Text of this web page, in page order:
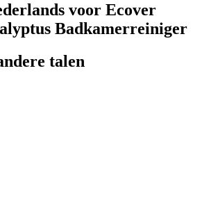
voor Ecover
Badkamerreiniger
talen